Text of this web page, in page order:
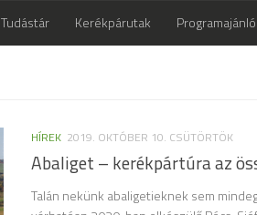
Tudástár Kerékpárutak Programajánló
HÍREK 2019. OKTÓBER 10. CSÜTÖRTÖK
Abaliget – kerékpártúra az
Talán nekünk abaligetieknek sem